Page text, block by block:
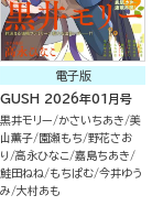
電子版
GUSH 2026年01月号
黒井モリー かさいちあき 美
山薫子 園瀬もち 野花さお
り
高永ひなこ 嘉島ちあき
鮭田ねね
もちぱむ 今井ゆう
み 大村あも